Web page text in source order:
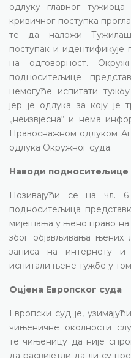
одлуку главног
кривичног поступка
те да наложи
поступак и идентификује
на одговорност.
подноситељице
немогуће испитати
јер је одлука за коју
„неизвјесна“ и нема
Правоснажном одлуком
одлука Окружног суда.
Наводи подноситељице
Позивајући се на чл.
подноситељица
мијешања у њено право
због објављивања њених
записа на интернету
испитали њене тужбе у
Оцјена Европског суда
Европски суд је,
чињеничне околности
те чињеницу да није
да расвијетли да ли су